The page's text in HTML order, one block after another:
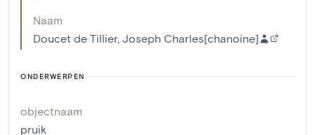
Naam
Doucet de Tillier, Joseph Charles[chanoine]
ONDERWERPEN
objectnaam
pruik